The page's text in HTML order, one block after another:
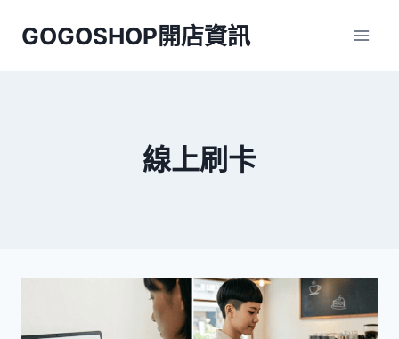
GOGOSHOP開店資訊
線上刷卡